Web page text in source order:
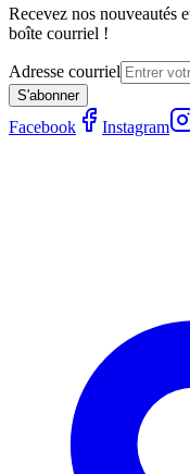
Recevez nos nouveautés
boîte courriel !
Adresse courriel
S'abonner
Facebook Instagram